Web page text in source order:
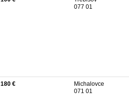
077 01
180 €
Michalovce
071 01